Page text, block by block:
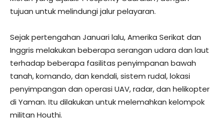
tujuan untuk melindungi jalur pelayaran.
Sejak pertengahan Januari lalu, Amerika Serikat dan
Inggris melakukan beberapa serangan udara dan laut
terhadap beberapa fasilitas penyimpanan bawah
tanah, komando, dan kendali, sistem rudal, lokasi
penyimpangan dan operasi UAV, radar, dan helikopter
di Yaman. Itu dilakukan untuk melemahkan kelompok
militan Houthi.